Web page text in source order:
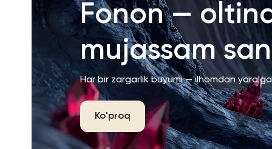
Fonon —
mujassam
Har bir zargarlik buyumi — ilhomdan
Ko'proq